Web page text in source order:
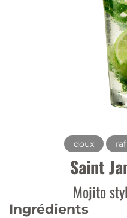
doux
Saint
Mojito
Ingrédients